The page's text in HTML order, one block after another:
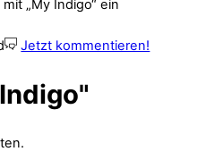
Jetzt kommentieren!